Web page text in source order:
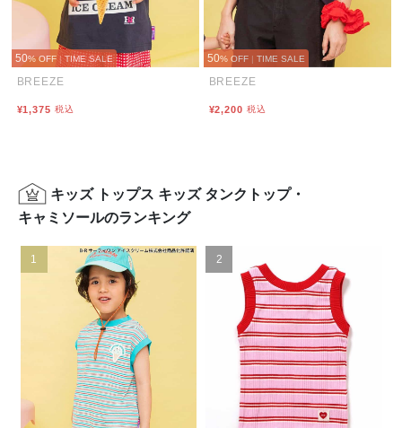
50% OFF | TIME SALE
BREEZE
¥1,375 税込
50% OFF | TIME SALE
BREEZE
¥2,200 税込
キッズ トップス キッズ タンクトップ・
キャミソールのランキング
1 2